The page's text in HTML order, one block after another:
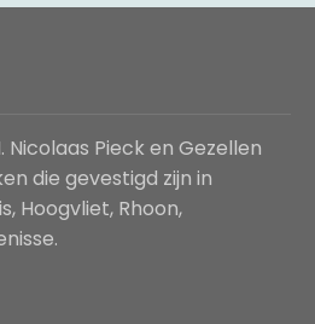
Nicolaas Pieck en Gezellen
die gevestigd zijn in
Hoogvliet, Rhoon,